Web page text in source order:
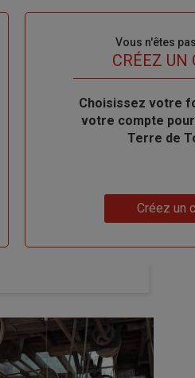
Vous n'êtes
TITRECRÉEZ UN
Body
Choisissez votre
votre compte
Terre de
Créez un